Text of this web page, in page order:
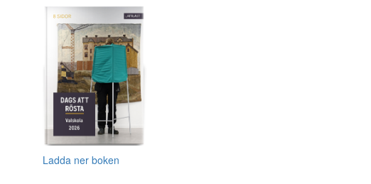
Ladda ner boken